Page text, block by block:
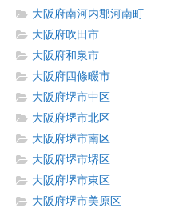
大阪府南河内郡河南町
大阪府吹田市
大阪府和泉市
大阪府四條畷市
大阪府堺市中区
大阪府堺市北区
大阪府堺市南区
大阪府堺市堺区
大阪府堺市東区
大阪府堺市美原区